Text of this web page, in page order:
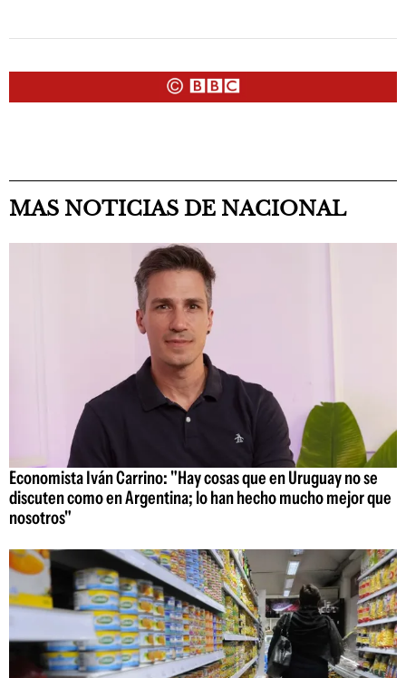
MAS NOTICIAS DE NACIONAL
Economista Iván Carrino: "Hay cosas que en Uruguay no se
discuten como en Argentina; lo han hecho mucho mejor que
nosotros"